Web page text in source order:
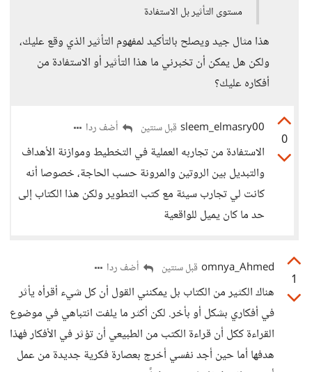
مستوى التأثير بل الاستفادة
هذا مثال جيد ويصلح بالتأكيد لمفهوم التأثير الذي وقع عليك،
ولكن هل يمكن أن تخبرني ما هذا التأثير أو الاستفادة من
أفكاره عليك؟
0
sleem_elmasry00 قبل سنتين أضف ردا
الاستفادة من تجاربه العملية في التخطيط وموازنة الأهداف
والتبديل بين الروتين والمرونة حسب الحاجة، خصوصا أنه
كانت لي تجارب سيئة مع كتب التطوير ولكن هذا الكتاب إلى
حد ما كان يميل للواقعية
1
omnya_Ahmed قبل سنتين أضف ردا
هناك الكثير من الكتاب بل يمكنني القول أن كل شيء أقرأه يأثر
في أفكاري بشكل أو بأخر. لكن أكثر ما يلفت انتباهي في موضوع
القراءة ككل أن قراءة الكتب من الطبيعي أن تؤثر في الأفكار فهذا
هدفها أما حين أجد نفسي أخرج بعصارة فكرية جديدة من عمل